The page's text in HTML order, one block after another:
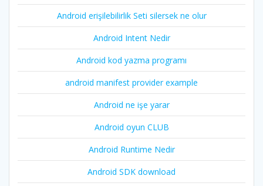
Android erişilebilirlik Seti silersek ne olur
Android Intent Nedir
Android kod yazma programı
android manifest provider example
Android ne işe yarar
Android oyun CLUB
Android Runtime Nedir
Android SDK download